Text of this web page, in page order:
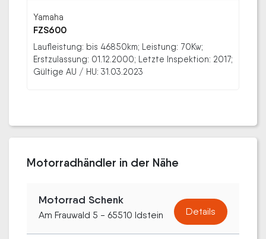
Yamaha
FZS600
Laufleistung: bis 46850km; Leistung: 70Kw;
Erstzulassung: 01.12.2000; Letzte Inspektion: 2017;
Gültige AU / HU: 31.03.2023
Motorradhändler in der Nähe
Motorrad Schenk
Am Frauwald 5 - 65510 Idstein Details